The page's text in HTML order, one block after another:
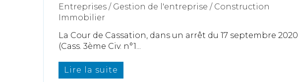
Entreprises / Gestion de l'entreprise / Construction
Immobilier
La Cour de Cassation, dans un arrêt du 17 septembre 2020
(Cass. 3ème Civ. n°1...
Lire la suite